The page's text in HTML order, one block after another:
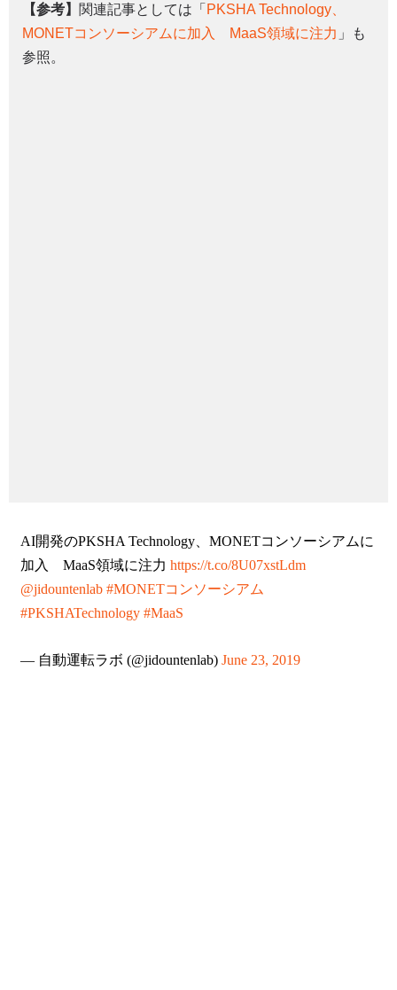
【参考】 関連記事としては「 PKSHA Technology、
MONETコンソーシアムに加入 MaaS領域に注力 」も
参照。
AI開発のPKSHA Technology、MONETコンソーシアムに
加入 MaaS領域に注力 https://t.co/8U07xstLdm
@jidountenlab #MONETコンソーシアム
#PKSHATechnology #MaaS
— 自動運転ラボ (@jidountenlab) June 23, 2019